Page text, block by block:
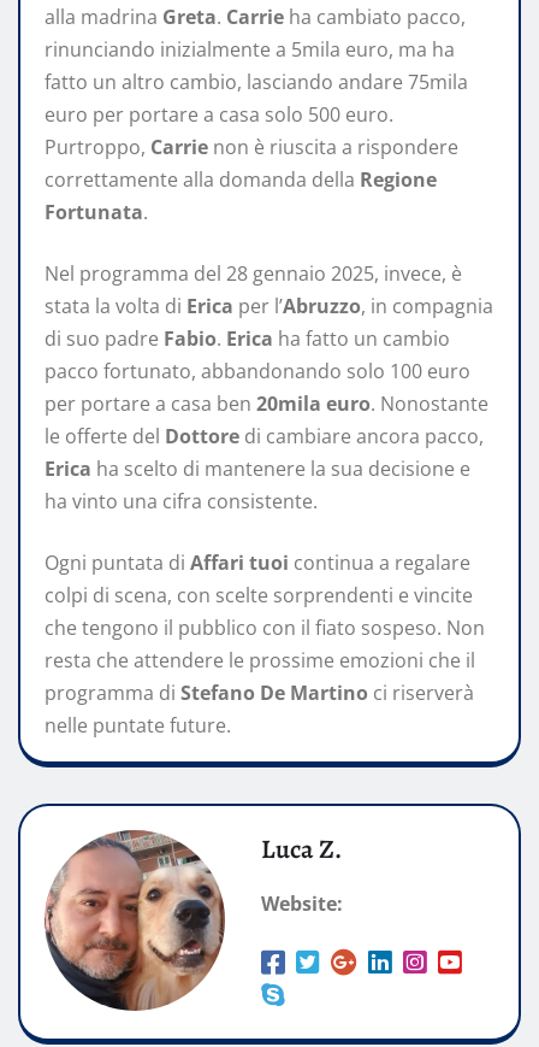
alla madrina Greta. Carrie ha cambiato pacco,
rinunciando inizialmente a 5mila euro, ma ha
fatto un altro cambio, lasciando andare 75mila
euro per portare a casa solo 500 euro.
Purtroppo, Carrie non è riuscita a rispondere
correttamente alla domanda della Regione
Fortunata.
Nel programma del 28 gennaio 2025, invece, è
stata la volta di Erica per l’Abruzzo, in compagnia
di suo padre Fabio. Erica ha fatto un cambio
pacco fortunato, abbandonando solo 100 euro
per portare a casa ben 20mila euro. Nonostante
le offerte del Dottore di cambiare ancora pacco,
Erica ha scelto di mantenere la sua decisione e
ha vinto una cifra consistente.
Ogni puntata di Affari tuoi continua a regalare
colpi di scena, con scelte sorprendenti e vincite
che tengono il pubblico con il fiato sospeso. Non
resta che attendere le prossime emozioni che il
programma di Stefano De Martino ci riserverà
nelle puntate future.
Luca Z.
Website: